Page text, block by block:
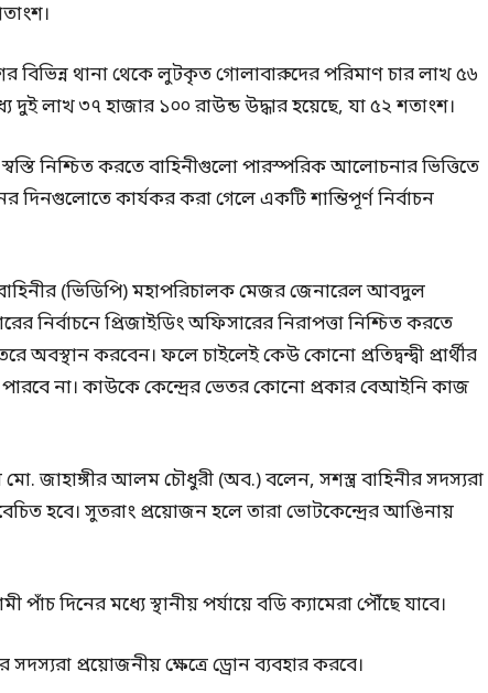
থানা থেকে লুটকৃত গোলাবারুদের পরিমাণ চার লাখ ৫৬
দুই লাখ ৩৭ হাজার ১০০ রাউন্ড উদ্ধার হয়েছে, যা ৫২ শতাংশ।
নিশ্চিত করতে বাহিনীগুলো পারস্পরিক আলোচনার ভিত্তিতে
দিনগুলোতে কার্যকর করা গেলে একটি শান্তিপূর্ণ নির্বাচন
(ভিডিপি) মহাপরিচালক মেজর জেনারেল আবদুল
নির্বাচনে প্রিজাইডিং অফিসারের নিরাপত্তা নিশ্চিত করতে
অবস্থান করবেন। ফলে চাইলেই কেউ কোনো প্রতিদ্বন্দ্বী প্রার্থীর
পারবে না। কাউকে কেন্দ্রের ভেতর কোনো প্রকার বেআইনি কাজ
মো. জাহাঙ্গীর আলম চৌধুরী (অব.) বলেন, সশস্ত্র বাহিনীর সদস্যরা
হবে। সুতরাং প্রয়োজন হলে তারা ভোটকেন্দ্রের আঙিনায়
পাঁচ দিনের মধ্যে স্থানীয় পর্যায়ে বডি ক্যামেরা পৌঁছে যাবে।
প্রয়োজনীয় ক্ষেত্রে ড্রোন ব্যবহার করবে।